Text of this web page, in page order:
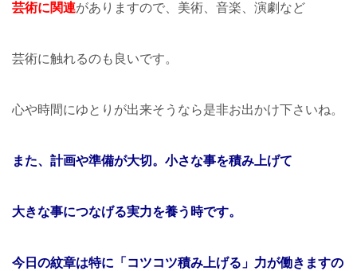
芸術に関連がありますので、美術、音楽、演劇など
芸術に触れるのも良いです。
心や時間にゆとりが出来そうなら是非お出かけ下さいね。
また、計画や準備が大切。小さな事を積み上げて
大きな事につなげる実力を養う時です。
今日の紋章は特に「コツコツ積み上げる」力が働きますの